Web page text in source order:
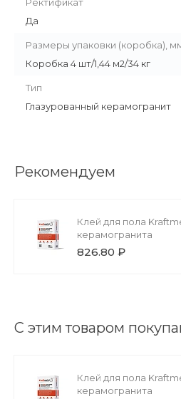
Да
Размеры упаковки (коробка),
Коробка 4 шт/1,44 м2/34 кг
Тип
Глазурованный керамогранит
Рекомендуем
Клей для пола
керамогранита
826.80 ₽
С этим товаром
Клей для пола
керамогранита